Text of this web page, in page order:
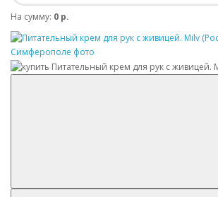
На сумму: 0 р.